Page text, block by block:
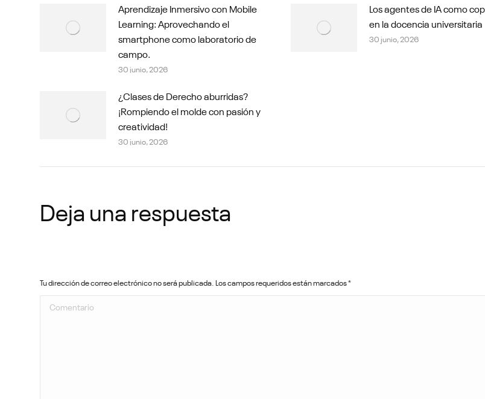
Aprendizaje Inmersivo con Mobile
Learning: Aprovechando el
smartphone como laboratorio de
campo.
30 junio, 2026
Los agentes de IA como
en la docencia universitaria
30 junio, 2026
¿Clases de Derecho aburridas?
¡Rompiendo el molde con pasión y
creatividad!
30 junio, 2026
Deja una respuesta
Tu dirección de correo electrónico no será publicada. Los campos requeridos están marcados*
Comentario